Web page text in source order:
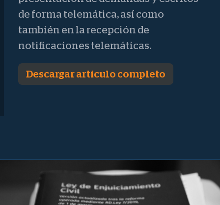
de forma telemática, así como
también en la recepción de
notificaciones telemáticas.
Descargar artículo completo